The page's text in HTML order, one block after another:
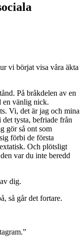
vi börjat visa våra äkta
På bråkdelen av en
en vänlig nick.
Vi, det är jag och mina
tysta, befriade från
gör så ont som
förbi de första
Och plötsligt
var du inte beredd
dig.
så går det fortare.